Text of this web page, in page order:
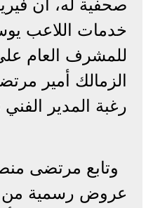
صحفية له، أن
خدمات اللاعب
للمشرف العام
الزمالك أمير
رغبة المدير
وتابع مرتضى
عروض رسمية من